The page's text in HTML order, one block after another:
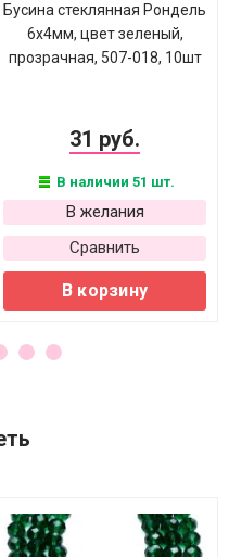
Бусина стеклянная Рондель
6х4мм, цвет зеленый,
прозрачная, 507-018, 10шт
31 руб.
В наличии 51 шт.
В желания
Сравнить
В корзину